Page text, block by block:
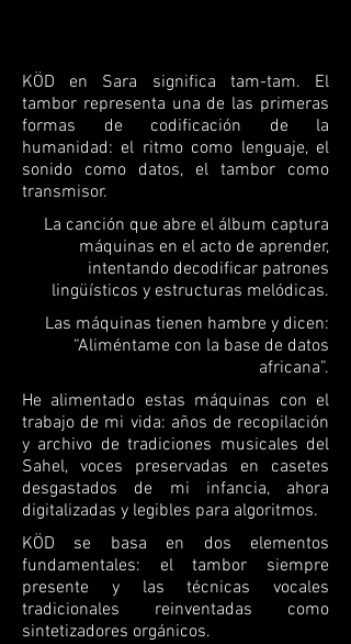
KÖD en Sara significa tam-tam. El
tambor representa una de las primeras
formas de codificación de la
humanidad: el ritmo como lenguaje, el
sonido como datos, el tambor como
transmisor.
La canción que abre el álbum captura
máquinas en el acto de aprender,
intentando decodificar patrones
lingüísticos y estructuras melódicas.
Las máquinas tienen hambre y dicen:
“Aliméntame con la base de datos
africana”.
He alimentado estas máquinas con el
trabajo de mi vida: años de recopilación
y archivo de tradiciones musicales del
Sahel, voces preservadas en casetes
desgastados de mi infancia, ahora
digitalizadas y legibles para algoritmos.
KÖD se basa en dos elementos
fundamentales: el tambor siempre
presente y las técnicas vocales
tradicionales reinventadas como
sintetizadores orgánicos.